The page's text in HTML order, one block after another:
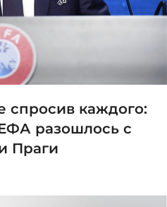
спросив каждого:
разошлось с
Праги